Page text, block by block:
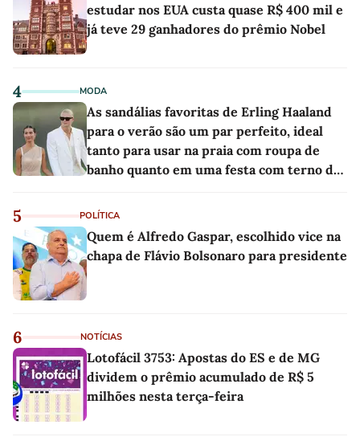
estudar nos EUA custa quase R$ 400 mil e
já teve 29 ganhadores do prêmio Nobel
4 MODA
As sandálias favoritas de Erling Haaland
para o verão são um par perfeito, ideal
tanto para usar na praia com roupa de
banho quanto em uma festa com terno de
5 POLÍTICA
Quem é Alfredo Gaspar, escolhido vice na
chapa de Flávio Bolsonaro para presidente
6 NOTÍCIAS
Lotofácil 3753: Apostas do ES e de MG
dividem o prêmio acumulado de R$ 5
milhões nesta terça-feira